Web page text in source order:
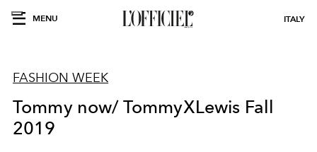
MENU ITALY
FASHION WEEK
Tommy now/ TommyXLewis Fall
2019